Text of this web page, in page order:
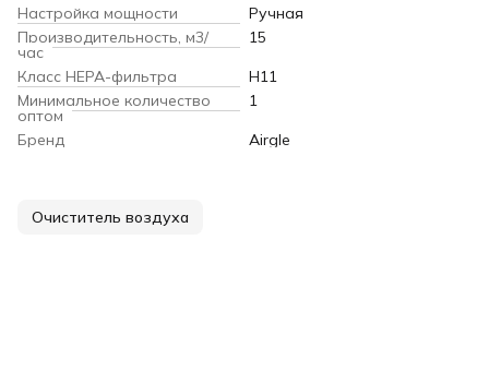
Настройка мощности
Ручная
Производительность, м3/
час
15
Класс HEPA-фильтра
H11
Минимальное количество
оптом
1
Бренд
Airgle
Очиститель воздуха